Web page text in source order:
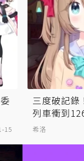
15
三度破記
列車衝到
希洛